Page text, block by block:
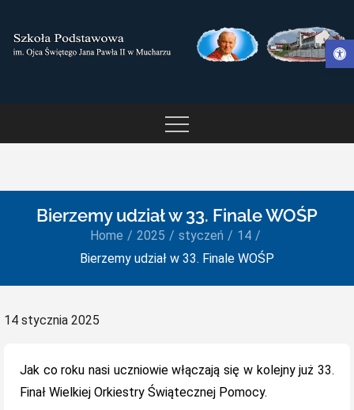
Otwórz pasek narzędzi
content
OJCA ŚWIĘTEGO JANA
Bierzemy udział w 33. Finale WOŚP
Home 2025 styczeń
14
Bierzemy udział w 33. Finale WOŚP
Posted
14 stycznia 2025
Jak co roku nasi uczniowie włączają się w kolejny już 33.
Finał Wielkiej Orkiestry Świątecznej Pomocy.